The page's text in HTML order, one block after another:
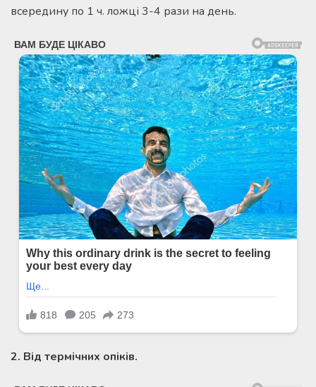
всередину по 1 ч. ложці 3-4 рази на день.
2. Від термічних опіків.